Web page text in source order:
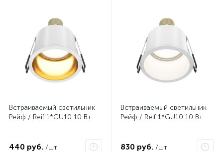
Встраиваемый светильник
Рейф / Reif 1*GU10 10 Вт
440 руб. /шт
Встраиваемый светильник
Рейф / Reif 1*GU10 10 Вт
830 руб. /шт